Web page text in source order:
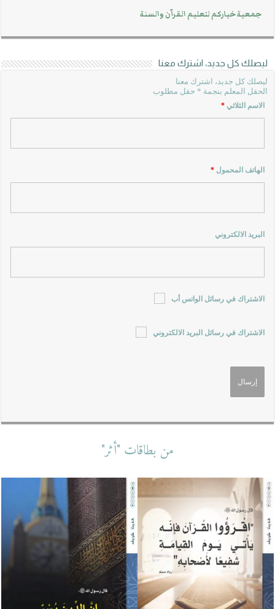
جمعية خياركم لتعليم القرآن والسنة
ليصلك كل جديد، اشترك معنا
ليصلك كل جديد، اشترك معنا
الحقل المعلم بنجمة * حقل مطلوب
الاسم الثلاثي *
الهاتف المحمول *
البريد الالكتروني
الاشتراك في رسائل الواتس أب
الاشتراك في رسائل البريد الالكتروني
من بطاقات "أثر"